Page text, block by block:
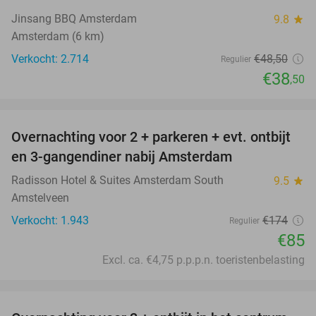
Jinsang BBQ Amsterdam 9.8 star
Amsterdam (6 km)
Verkocht: 2.714
Regulier €48,50
€38,50
51%
Overnachting voor 2 + parkeren + evt. ontbijt
en 3-gangendiner nabij Amsterdam
Radisson Hotel & Suites Amsterdam South 9.5 star
Amstelveen
Verkocht: 1.943
Regulier €174
€85
Excl. ca. €4,75 p.p.p.n. toeristenbelasting